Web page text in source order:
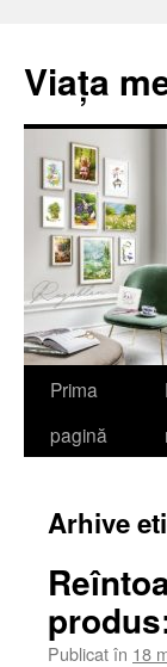
Viața
Sari
Prima
pagină
Arhive
Publicat în 18